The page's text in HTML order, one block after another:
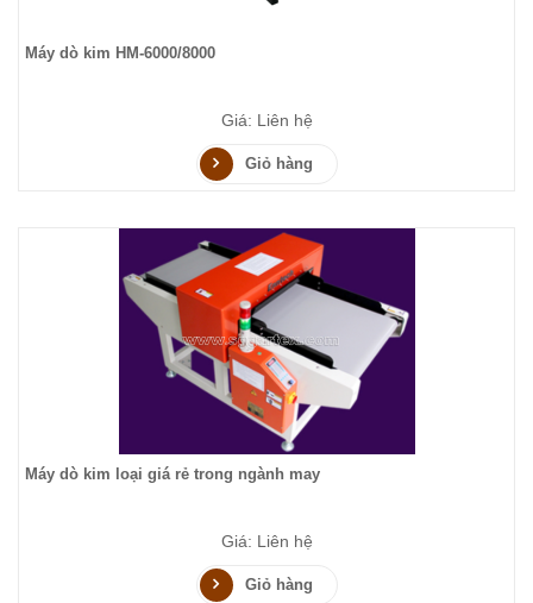
Máy dò kim HM-6000/8000
Giá: Liên hệ
Giỏ hàng
Máy dò kim loại giá rẻ trong ngành may
Giá: Liên hệ
Giỏ hàng